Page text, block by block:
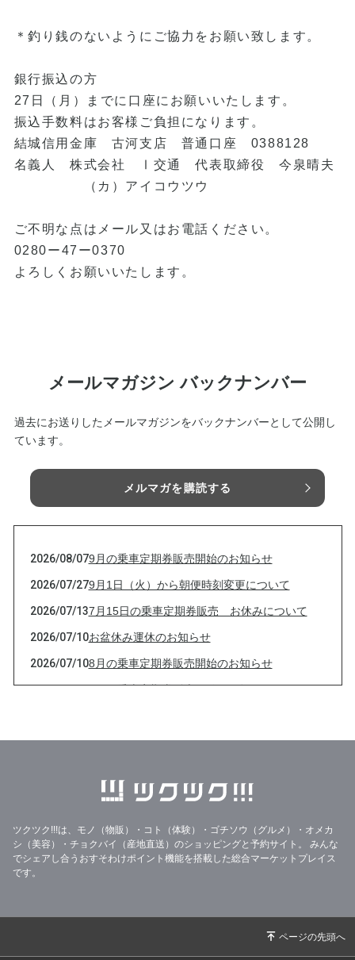
＊釣り銭のないようにご協力をお願い致します。
銀行振込の方
27日（月）までに口座にお願いいたします。
振込手数料はお客様ご負担になります。
結城信用金庫 古河支店 普通口座 0388128
名義人 株式会社 Ⅰ交通 代表取締役 今泉晴夫
（カ）アイコウツウ
ご不明な点はメール又はお電話ください。
0280ー47ー0370
よろしくお願いいたします。
メールマガジン バックナンバー
過去にお送りしたメールマガジンをバックナンバーとして公開し
ています。
メルマガを購読する
2026/08/079月の乗車定期券販売開始のお知らせ
2026/07/279月1日（火）から朝便時刻変更について
2026/07/137月15日の乗車定期券販売 お休みについて
2026/07/10お盆休み運休のお知らせ
2026/07/108月の乗車定期券販売開始のお知らせ
2026/06/157月の乗車定期券販売開始のお知らせ
2026/05/29※重要 回数券チケットの払い戻し期限のつ
チケット返金対応についてのご連絡
ツクツク!!!は、モノ（物販）・コト（体験）・ゴチソウ（グルメ）・オメカ
シ（美容）・チョクバイ（産地直送）のショッピングと予約サイト。
みんな
でシェアし合うおすそわけポイント機能を搭載した総合マーケットプレイス
です。